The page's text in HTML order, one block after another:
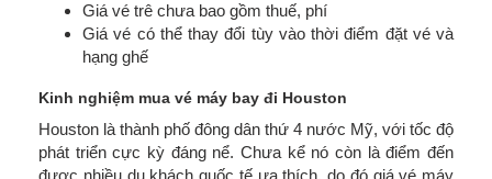
Giá vé trê chưa bao gồm thuế, phí
Giá vé có thể thay đổi tùy vào thời điểm đặt vé và
hạng ghế
Kinh nghiệm mua vé máy bay đi Houston
Houston là thành phố đông dân thứ 4 nước Mỹ, với tốc độ
phát triển cực kỳ đáng nể. Chưa kể nó còn là điểm đến
được nhiều du khách quốc tế ưa thích, do đó giá vé máy